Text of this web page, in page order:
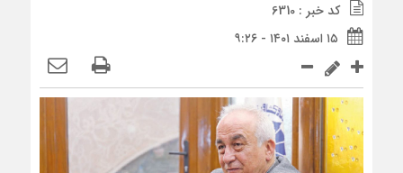
کد خبر : 6310
۱۵ اسفند ۱۴۰۱ - ۹:۲۶